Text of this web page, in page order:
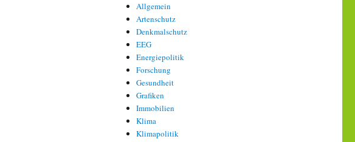
Allgemein
Artenschutz
Denkmalschutz
EEG
Energiepolitik
Forschung
Gesundheit
Grafiken
Immobilien
Klima
Klimapolitik